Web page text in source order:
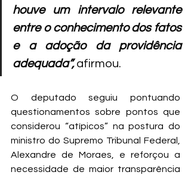
houve um intervalo relevante
entre o conhecimento dos fatos
e a adoção da providência
adequada”, afirmou.
O deputado seguiu pontuando
questionamentos sobre pontos que
considerou “atípicos” na postura do
ministro do Supremo Tribunal Federal,
Alexandre de Moraes, e reforçou a
necessidade de maior transparência